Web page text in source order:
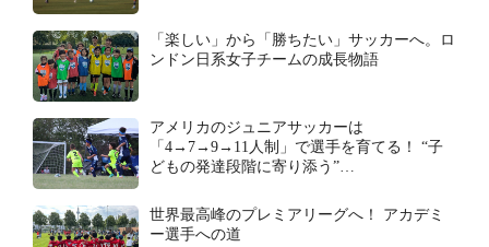
「楽しい」から「勝ちたい」サッカーへ。ロ
ンドン日系女子チームの成長物語
アメリカのジュニアサッカーは
「4→7→9→11人制」で選手を育てる！ “子
どもの発達段階に寄り添う”…
世界最高峰のプレミアリーグへ！ アカデミ
ー選手への道